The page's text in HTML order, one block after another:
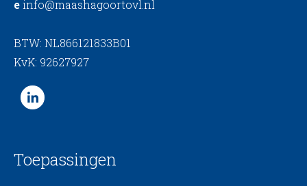
einfo@maashagoortovl.nl
BTW: NL866121833B01
KvK: 92627927
Toepassingen